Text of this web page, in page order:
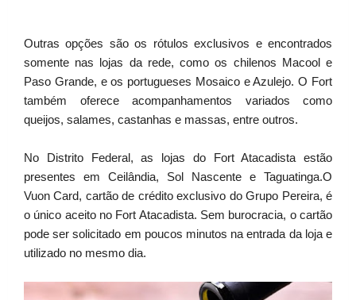
Outras opções são os rótulos exclusivos e encontrados
somente nas lojas da rede, como os chilenos Macool e
Paso Grande, e os portugueses Mosaico e Azulejo. O Fort
também oferece acompanhamentos variados como
queijos, salames, castanhas e massas, entre outros.
No Distrito Federal, as lojas do Fort Atacadista estão
presentes em Ceilândia, Sol Nascente e Taguatinga.O
Vuon Card, cartão de crédito exclusivo do Grupo Pereira, é
o único aceito no Fort Atacadista. Sem burocracia, o cartão
pode ser solicitado em poucos minutos na entrada da loja e
utilizado no mesmo dia.